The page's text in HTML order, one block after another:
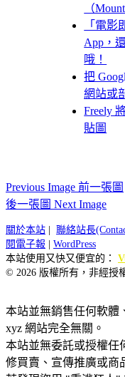
（
「電
App，
哦！
把
網站或
Freely
貼圖
Previous Image 前一張圖
後一張圖 Next Image
關於本站 聯絡站長
閱電子報
WordPress
本站使用又快又便宜的：
© 2026 版權所有，非經授
本站並無銷售任何軟體
xyz 網站完全無關。
本站並無委託或授權任
修買賣、宣傳推廣或商